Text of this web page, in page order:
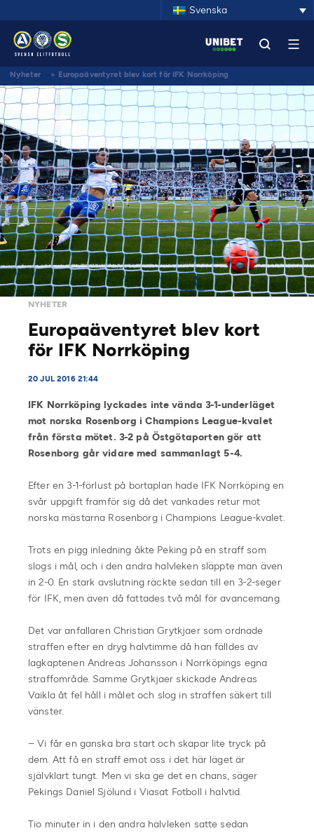
Svenska
Nyheter > Europaäventyret blev kort för IFK Norrköping
NYHETER
Europaäventyret blev kort
för IFK Norrköping
20 JUL 2016 21:44
IFK Norrköping lyckades inte vända 3-1-underläget
mot norska Rosenborg i Champions League-kvalet
från första mötet. 3-2 på Östgötaporten gör att
Rosenborg går vidare med sammanlagt 5-4.
Efter en 3-1-förlust på bortaplan hade IFK Norrköping en
svår uppgift framför sig då det vankades retur mot
norska mästarna Rosenborg i Champions League-kvalet.
Trots en pigg inledning åkte Peking på en straff som
slogs i mål, och i den andra halvleken släppte man även
in 2-0. En stark avslutning räckte sedan till en 3-2-seger
för IFK, men även då fattades två mål för avancemang.
Det var anfallaren Christian Grytkjaer som ordnade
straffen efter en dryg halvtimme då han fälldes av
lagkaptenen Andreas Johansson i Norrköpings egna
straffområde. Samme Grytkjaer skickade Andreas
Vaikla åt fel håll i målet och slog in straffen säkert till
vänster.
– Vi får en ganska bra start och skapar lite tryck på
dem. Att få en straff emot oss i det här läget är
självklart tungt. Men vi ska ge det en chans, säger
Pekings Daniel Sjölund i Viasat Fotboll i halvtid.
Tio minuter in i den andra halvleken satte sedan